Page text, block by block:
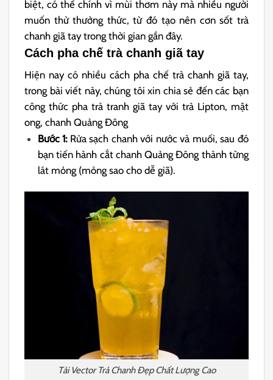
biệt, có thể chính vì mùi thơm này mà nhiều người
muốn thử thưởng thức, từ đó tạo nên cơn sốt trà
chanh giã tay trong thời gian gần đây.
Cách pha chế trà chanh giã tay
Hiện nay có nhiều cách pha chế trà chanh giã tay,
trong bài viết này, chúng tôi xin chia sẻ đến các bạn
công thức pha trà tranh giã tay với trà Lipton, mật
ong, chanh Quảng Đông
Bước 1:Rửa sạch chanh với nước và muối, sau đó
bạn tiến hành cắt chanh Quảng Đông thành từng
lát mỏng (mỏng sao cho dễ giã).
Tải Vector Trà Chanh Đẹp Chất Lượng Cao